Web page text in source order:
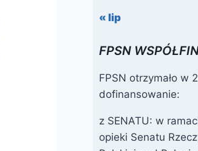
« lip
FPSN
FPSN otrzymało w
dofinansowanie:
z SENATU: w
opieki Senatu